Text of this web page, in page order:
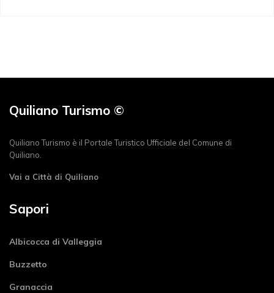
Quiliano Turismo ©
Quiliano Turismo è il Portale Turistico Ufficiale del Comune di
Quiliano.
Vai a Città di Quiliano
Sapori
Albicocca di Valleggia
Buzzetto
Granaccia